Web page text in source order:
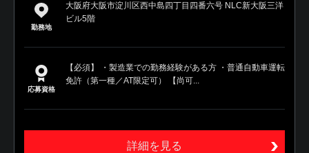
勤務地
大阪府大阪市淀川区西中島四丁目四番六号 NLC新大阪三洋
ビル5階
応募資格
【必須】 ・製造業での勤務経験がある方 ・普通自動車運転
免許（第一種／AT限定可） 【尚可...
詳細を見る